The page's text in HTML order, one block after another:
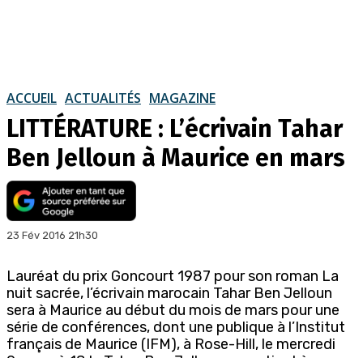
ACCUEIL ACTUALITÉS MAGAZINE
LITTÉRATURE : L’écrivain Tahar
Ben Jelloun à Maurice en mars
23 Fév 2016 21h30
Lauréat du prix Goncourt 1987 pour son roman La
nuit sacrée, l’écrivain marocain Tahar Ben Jelloun
sera à Maurice au début du mois de mars pour une
série de conférences, dont une publique à l’Institut
français de Maurice (IFM), à Rose-Hill, le mercredi